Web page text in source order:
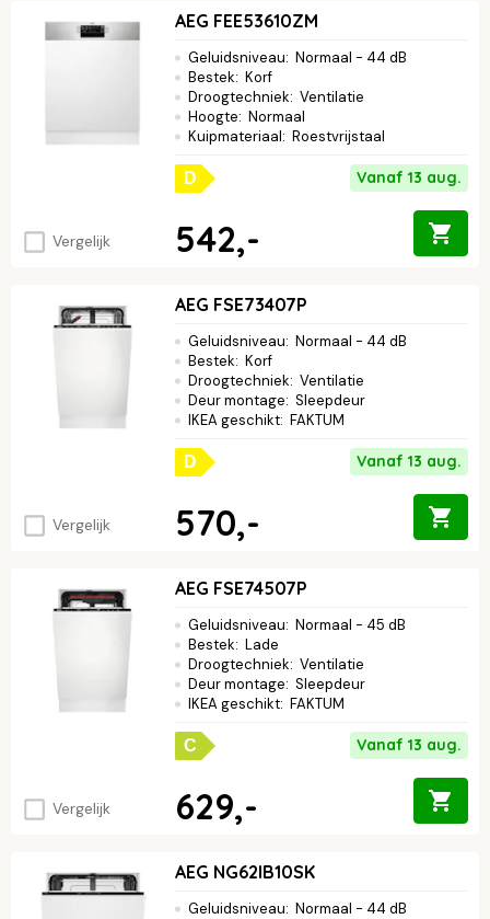
Vergelijk
AEG FEE53610ZM
Geluidsniveau: Normaal - 44 dB
Bestek: Korf
Droogtechniek: Ventilatie
Hoogte: Normaal
Kuipmateriaal: Roestvrijstaal
D Vanaf 13 aug.
542,-
Vergelijk
AEG FSE73407P
Geluidsniveau: Normaal - 44 dB
Bestek: Korf
Droogtechniek: Ventilatie
Deur montage: Sleepdeur
IKEA geschikt: FAKTUM
D Vanaf 13 aug.
570,-
Vergelijk
AEG FSE74507P
Geluidsniveau: Normaal - 45 dB
Bestek: Lade
Droogtechniek: Ventilatie
Deur montage: Sleepdeur
IKEA geschikt: FAKTUM
C Vanaf 13 aug.
629,-
AEG NG62IB10SK
Geluidsniveau: Normaal - 44 dB